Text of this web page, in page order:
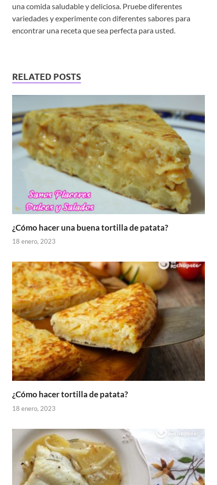
una comida saludable y deliciosa. Pruebe diferentes
variedades y experimente con diferentes sabores para
encontrar una receta que sea perfecta para usted.
RELATED POSTS
¿Cómo hacer una buena tortilla de patata?
18 enero, 2023
¿Cómo hacer tortilla de patata?
18 enero, 2023